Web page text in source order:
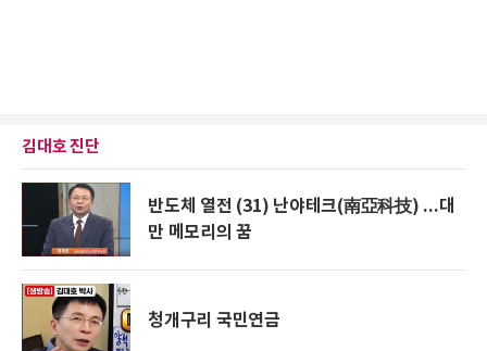
김대호 진단
반도체 열전 (31) 난야테크(南亞科技) ...대
만 메모리의 꿈
청개구리 국민연금